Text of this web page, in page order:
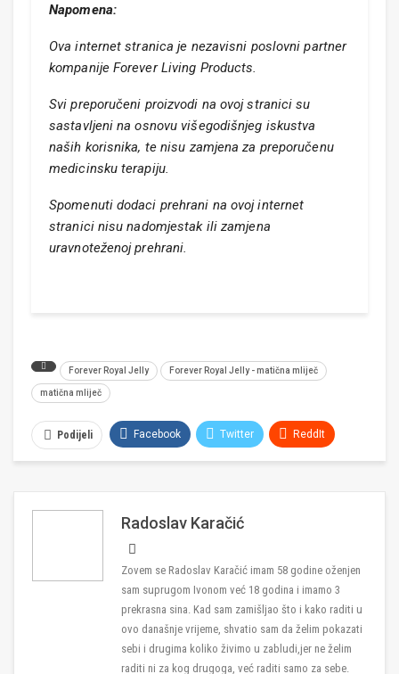
Napomena:
Ova internet stranica je nezavisni poslovni partner
kompanije Forever Living Products.
Svi preporučeni proizvodi na ovoj stranici su
sastavljeni na osnovu višegodišnjeg iskustva
naših korisnika, te nisu zamjena za preporučenu
medicinsku terapiju.
Spomenuti dodaci prehrani na ovoj internet
stranici nisu nadomjestak ili zamjena
uravnoteženoj prehrani.
Forever Royal Jelly Forever Royal Jelly - matična mliječ
matična mliječ
Podijeli Facebook Twitter ReddIt
Radoslav Karačić
Zovem se Radoslav Karačić imam 58 godine oženjen
sam suprugom Ivonom već 18 godina i imamo 3
prekrasna sina. Kad sam zamišljao što i kako raditi u
ovo današnje vrijeme, shvatio sam da želim pokazati
sebi i drugima koliko živimo u zabludi,jer ne želim
raditi ni za kog drugoga, već raditi samo za sebe.